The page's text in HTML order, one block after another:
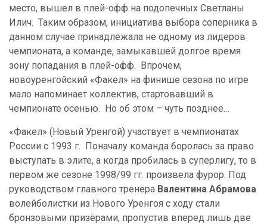
место, вышел в плей-офф на подопечных Светланы
Илич. Таким образом, инициатива выбора соперника в
данном случае принадлежала не одному из лидеров
чемпионата, а команде, замыкавшей долгое время
зону попадания в плей-офф. Впрочем,
новоуренгойский «Факел» на финише сезона по игре
мало напоминает коллектив, стартовавший в
чемпионате осенью. Но об этом – чуть позднее…
«Факел» (Новый Уренгой) участвует в чемпионатах
России с 1993 г. Поначалу команда боролась за право
выступать в элите, а когда пробилась в суперлигу, то в
первом же сезоне 1998/99 гг. произвела фурор. Под
руководством главного тренера Валентина Абрамова
волейболистки из Нового Уренгоя с ходу стали
бронзовыми призёрами, пропустив вперед лишь две